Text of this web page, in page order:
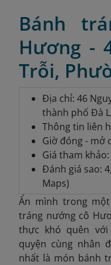
Bánh
Hương -
Trỗi,
Địa chỉ: 46
thành phố Đà
Thông tin liên
Giờ đóng - mở
Giá tham
Đánh giá sao:
Maps)
Ẩn mình trong
tráng nướng cô
thực khó quên
quyện cùng nhân
nhất là món bánh